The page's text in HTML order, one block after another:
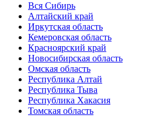
Вся Сибирь
Алтайский край
Иркутская область
Кемеровская область
Красноярский край
Новосибирская область
Омская область
Республика Алтай
Республика Тыва
Республика Хакасия
Томская область